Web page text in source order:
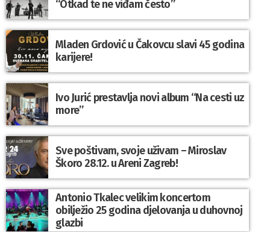
“Otkad te ne viđam često”
Mladen Grdović u Čakovcu slavi 45 godina
karijere!
Ivo Jurić prestavlja novi album “Na cesti uz
more”
Sve poštivam, svoje uživam – Miroslav
Škoro 28.12. u Areni Zagreb!
Antonio Tkalec velikim koncertom
obilježio 25 godina djelovanja u duhovnoj
glazbi